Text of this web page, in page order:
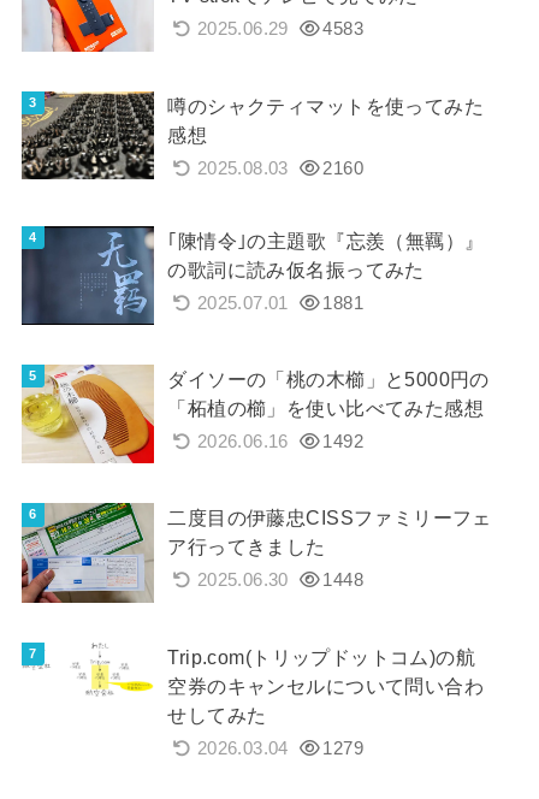
2025.06.29 4583
噂のシャクティマットを使ってみた
感想
2025.08.03 2160
｢陳情令｣の主題歌『忘羨（無羈）』
の歌詞に読み仮名振ってみた
2025.07.01 1881
ダイソーの「桃の木櫛」と5000円の
「柘植の櫛」を使い比べてみた感想
2026.06.16 1492
二度目の伊藤忠CISSファミリーフェ
ア行ってきました
2025.06.30 1448
Trip.com(トリップドットコム)の航
空券のキャンセルについて問い合わ
せしてみた
2026.03.04 1279